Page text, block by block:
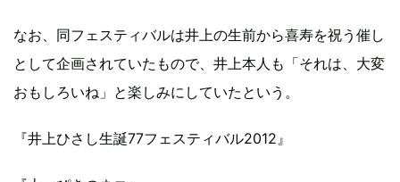
なお、同フェスティバルは井上の生前から喜寿を祝う催し
として企画されていたもので、井上本人も「それは、大変
おもしろいね」と楽しみにしていたという。
『井上ひさし生誕77フェスティバル2012』